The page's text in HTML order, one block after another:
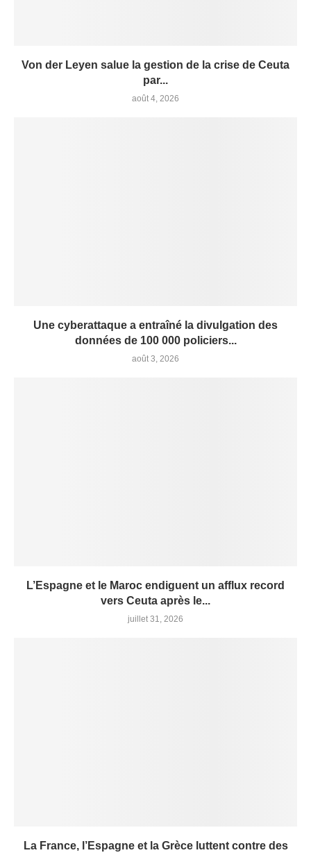
Von der Leyen salue la gestion de la crise de Ceuta
par...
août 4, 2026
Une cyberattaque a entraîné la divulgation des
données de 100 000 policiers...
août 3, 2026
L’Espagne et le Maroc endiguent un afflux record
vers Ceuta après le...
juillet 31, 2026
La France, l’Espagne et la Grèce luttent contre des